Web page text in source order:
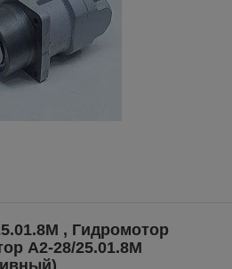
, Гидромотор
А2-28/25.01.8М